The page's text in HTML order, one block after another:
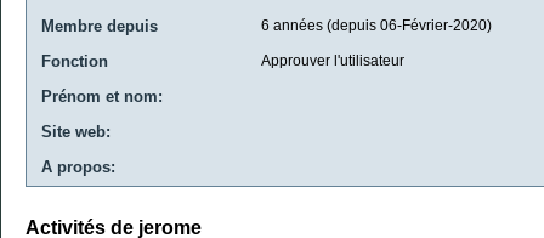
Membre depuis 6 années (depuis 06-Février-2020)
Fonction Approuver l'utilisateur
Prénom et nom:
Site web:
A propos:
Activités de jerome